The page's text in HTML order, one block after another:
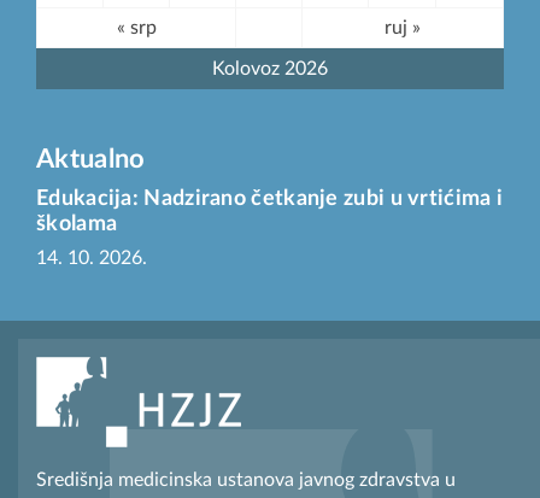
Kolovoz 2026
« srp ruj »
Aktualno
Edukacija: Nadzirano četkanje zubi u vrtićima i
školama
14. 10. 2026.
Središnja medicinska ustanova javnog zdravstva u